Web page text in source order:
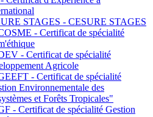
STAGES - CESURE STAGES
- Certificat de spécialité
- Certificat de spécialité
Agricole
- Certificat de spécialité
Environnementale des
et Forêts Tropicales"
- Certificat de spécialité Gestion